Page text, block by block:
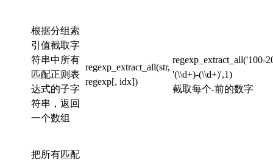
根据分组索
引值截取字
符串中所有
匹配正则表
达式的子字
符串，返回
一个数组
regexp_extract_all(str,
regexp[, idx])
regexp_extract_all('100-
'(\\d+)-(\\d+)',1)
截取每个-前的数字
把所有匹配